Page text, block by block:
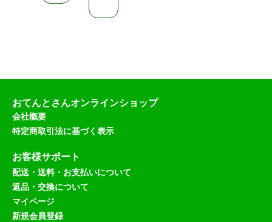
おてんとさんオンラインショップ
会社概要
特定商取引法に基づく表示
お客様サポート
配送・送料・お支払いについて
返品・交換について
マイページ
新規会員登録